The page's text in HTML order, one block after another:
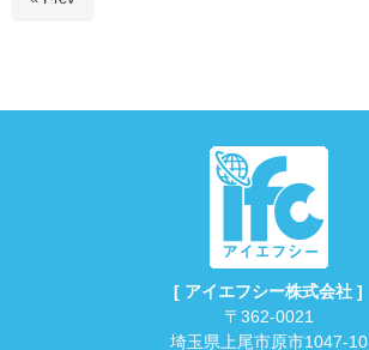
[ アイエフシー株式会社 ]
〒362-0021
埼玉県上尾市原市1047-10